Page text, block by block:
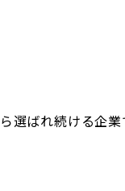
選ばれ続ける企